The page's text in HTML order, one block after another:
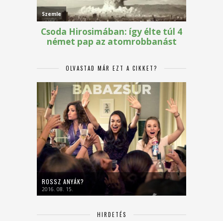
OLVASTAD MÁR EZT A CIKKET?
ROSSZ ANYÁK?
2016. 08. 15.
HIRDETÉS